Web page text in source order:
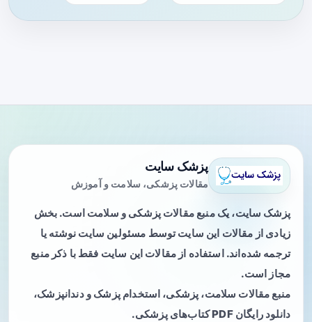
پزشک سایت
مقالات پزشکی، سلامت و آموزش
پزشک سایت، یک منبع مقالات پزشکی و سلامت است. بخش
زیادی از مقالات این سایت توسط مسئولین سایت نوشته یا
ترجمه شده‌اند. استفاده از مقالات این سایت فقط با ذکر منبع
مجاز است.
منبع مقالات سلامت، پزشکی، استخدام پزشک و دندانپزشک،
دانلود رایگان PDF کتاب‌های پزشکی.